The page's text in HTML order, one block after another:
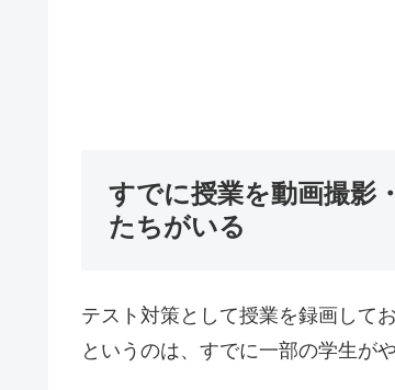
すでに授業を動画撮影
たちがいる
テスト対策として授業を録画して
というのは、すでに一部の学生が